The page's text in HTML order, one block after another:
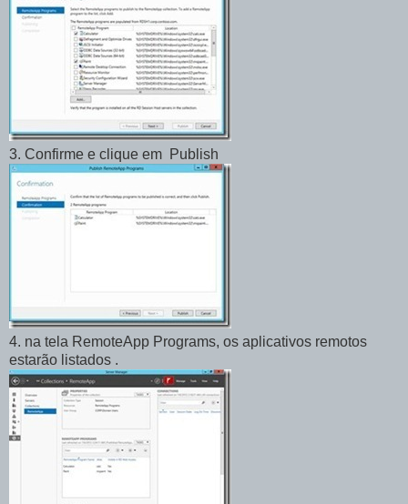
3. Confirme e clique em Publish
4. na tela RemoteApp Programs, os aplicativos remotos
estarão listados .